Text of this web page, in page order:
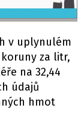
v uplynulém
za litr,
na 32,44
údajů
hmot